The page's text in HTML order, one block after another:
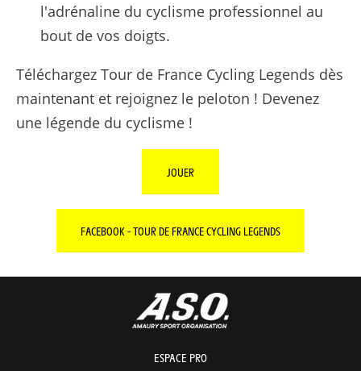
l'adrénaline du cyclisme professionnel au
bout de vos doigts.
Téléchargez Tour de France Cycling Legends dès
maintenant et rejoignez le peloton ! Devenez
une légende du cyclisme !
JOUER
FACEBOOK - TOUR DE FRANCE CYCLING LEGENDS
ESPACE PRO